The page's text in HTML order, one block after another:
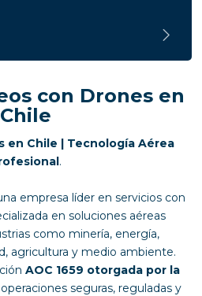
con Drones en
Chile
en Chile | Tecnología Aérea
.
empresa líder en servicios con
en soluciones aéreas
como minería, energía,
agricultura y medio ambiente.
AOC 1659 otorgada por la
seguras, reguladas y